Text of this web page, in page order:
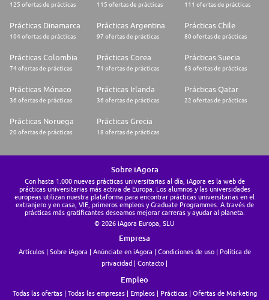
125 ofertas de prácticas 115 ofertas de prácticas 111 ofertas de prácticas
Prácticas Dinamarca
104 ofertas de prácticas
Prácticas Argentina
97 ofertas de prácticas
Prácticas Chile
80 ofertas de prácticas
Prácticas Colombia
74 ofertas de prácticas
Prácticas Corea
71 ofertas de prácticas
Prácticas Suecia
63 ofertas de prácticas
Prácticas Mónaco
36 ofertas de prácticas
Prácticas Irlanda
36 ofertas de prácticas
Prácticas Qatar
22 ofertas de prácticas
Prácticas Noruega
20 ofertas de prácticas
Prácticas Grecia
18 ofertas de prácticas
Sobre iAgora
Con hasta 1.000 nuevas prácticas universitarias al día, iAgora es la web de
prácticas universitarias más activa de Europa. Los alumnos y las universidades
europeas utilizan nuestra plataforma para encontrar prácticas universitarias en el
extranjero y en casa, VIE, primeros empleos y Graduate Programmes. A través de
prácticas más gratificantes deseamos mejorar carreras y ayudar al planeta.
© 2026 iAgora Europa, SLU
Empresa
Artículos Sobre iAgora Anúnciate en iAgora Condiciones de uso
Política de
privacidad
Contacto
Empleo
Todas las ofertas Todas las empresas Empleos Prácticas Ofertas de Marketing